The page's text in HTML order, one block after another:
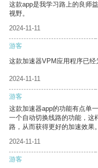
这款app是我学习路上的良师
视野。
2024-11-11
游客
这款加速器VPM应用程序已经
2024-11-11
游客
这款加速器app的功能有点单
一个自动切换线路的功能，这
路，从而获得更好的加速效果。
2024-11-11
游客